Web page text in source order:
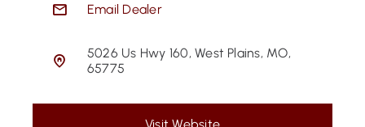
Email Dealer
5026 Us Hwy 160, West Plains, MO,
65775